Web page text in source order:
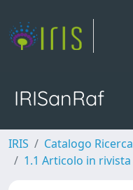
IRISanRaf
IRIS Catalogo Ricerca
1.1 Articolo in rivista